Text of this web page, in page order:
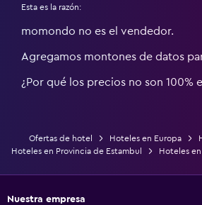
Esta es la razón:
momondo no es el vendedor.
Agregamos montones de datos
¿Por qué los precios no son 100%
Ofertas de hotel Hoteles en Europa
Hoteles en Provincia de Estambul
Hoteles en
Nuestra empresa